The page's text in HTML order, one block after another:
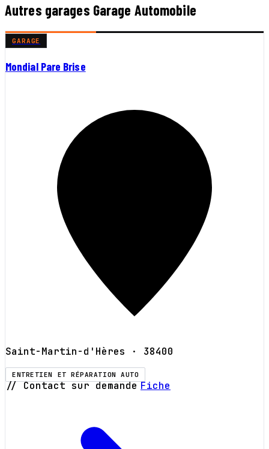
Autres garages Garage Automobile
GARAGE
Mondial Pare Brise
Saint-Martin-d'Hères · 38400
ENTRETIEN ET RÉPARATION AUTO
// Contact sur demande Fiche